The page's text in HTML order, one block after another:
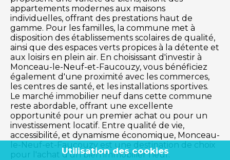
appartements modernes aux maisons
individuelles, offrant des prestations haut de
gamme. Pour les familles, la commune met à
disposition des établissements scolaires de qualité,
ainsi que des espaces verts propices à la détente et
aux loisirs en plein air. En choisissant d'investir à
Monceau-le-Neuf-et-Faucouzy, vous bénéficiez
également d'une proximité avec les commerces,
les centres de santé, et les installations sportives.
Le marché immobilier neuf dans cette commune
reste abordable, offrant une excellente
opportunité pour un premier achat ou pour un
investissement locatif. Entre qualité de vie,
accessibilité, et dynamisme économique, Monceau-
le-Neuf-et-Faucouzy est une destination de choix
pour l'achat d'un bien immobilier neuf.
Utilisation des cookies